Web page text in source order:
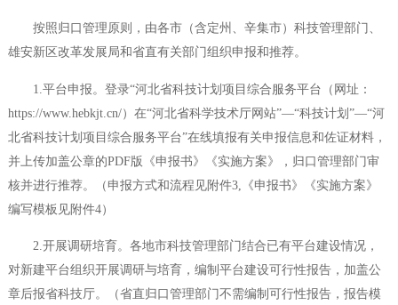
按照归口管理原则，由各市（含定州、辛集市）科技管理部门、
雄安新区改革发展局和省直有关部门组织申报和推荐。
1.平台申报。登录“河北省科技计划项目综合服务平台（ 网址：
https://www.hebkjt.cn/）在“河北省科学技术厅网站”—“科技计划”—“河
北省科技计划项目综合服务平台”在线填报有关申报信息和佐证材料，
并上传加盖公章的PDF版《申报书》《实施方案》，归口管理部门审
核并进行推荐。（申报方式和流程见附件3,《申报书》《实施方案》
编写模板见附件4）
2.开展调研培育。各地市科技管理部门结合已有平台建设情况，
对新建平台组织开展调研与培育，编制平台建设可行性报告，加盖公
章后报省科技厅。（省直归口管理部门不需编制可行性报告，报告模